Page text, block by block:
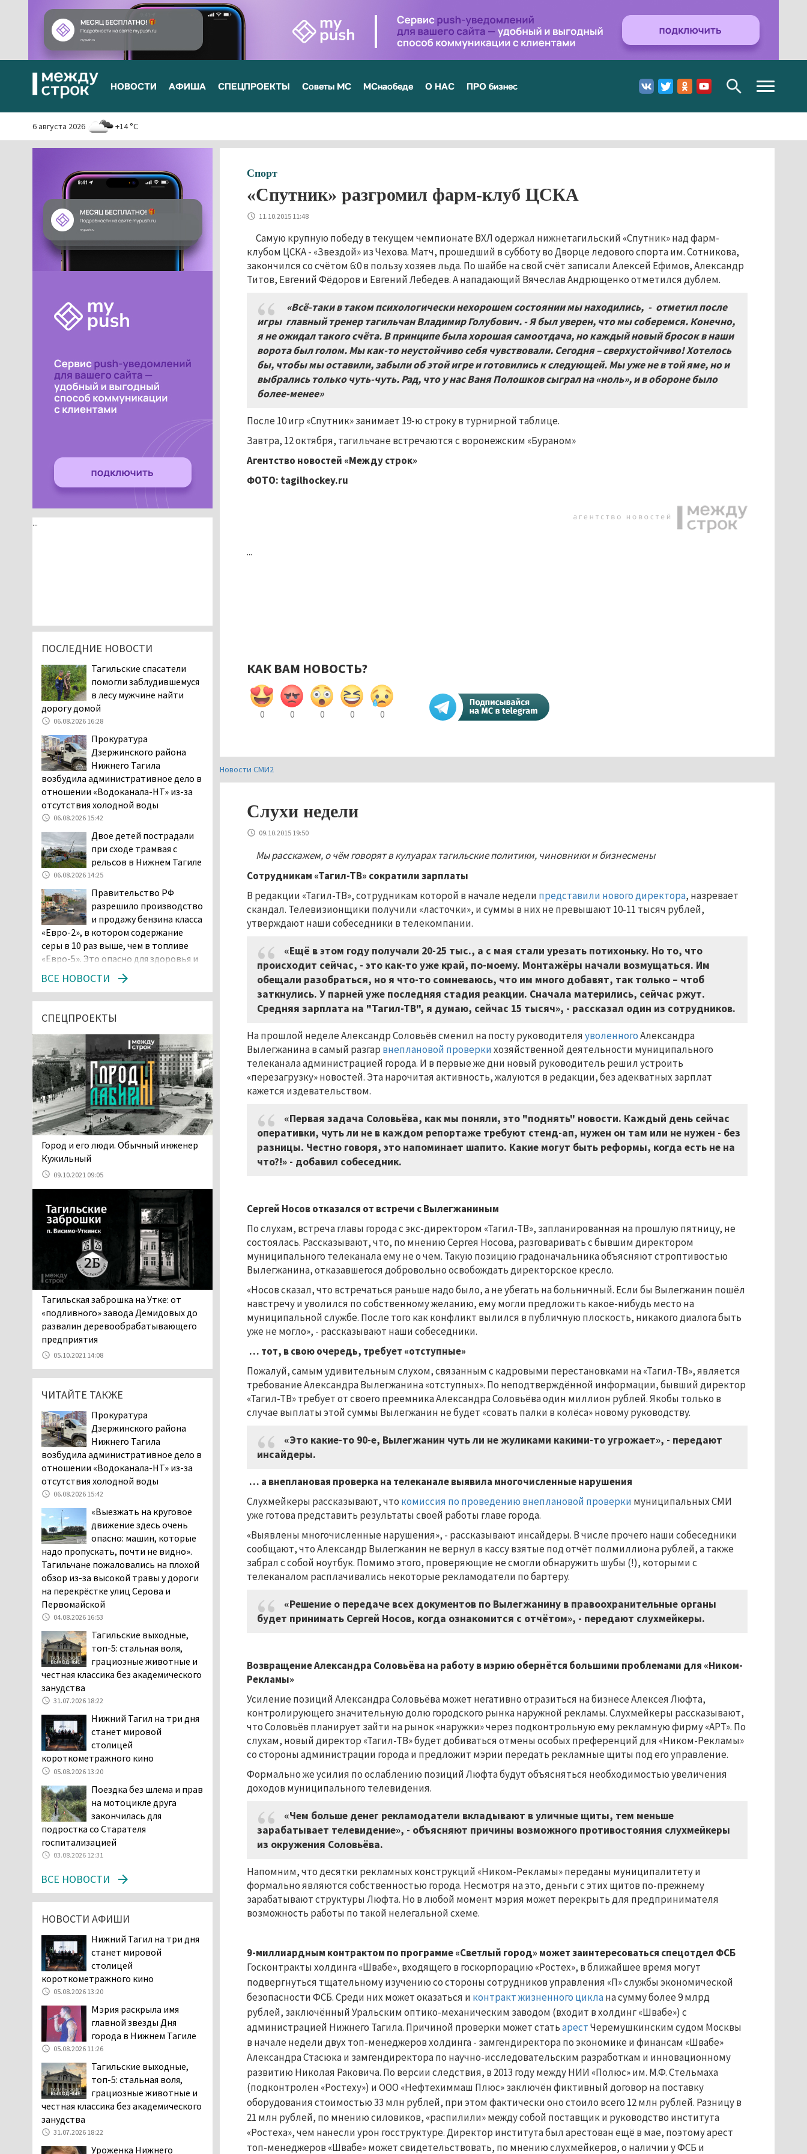
НОВОСТИ АФИША СПЕЦПРОЕКТЫ Советы МС МСнаобеде О НАС ПРО бизнес
Toggle
navigation
6 августа 2026 +14 °C
Спорт
«Спутник» разгромил фарм-клуб ЦСКА
11.10.2015 11:48
Самую крупную победу в текущем чемпионате ВХЛ одержал нижнетагильский «Спутник» над фарм-
клубом ЦСКА - «Звездой» из Чехова. Матч, прошедший в субботу во Дворце ледового спорта им. Сотникова,
закончился со счётом 6:0 в пользу хозяев льда. По шайбе на свой счёт записали Алексей Ефимов, Александр
Титов, Евгений Фёдоров и Евгений Лебедев. А нападающий Вячеслав Андрющенко отметился дублем.
«Всё-таки в таком психологически нехорошем состоянии мы находились, - отметил после
игры главный тренер тагильчан Владимир Голубович. - Я был уверен, что мы соберемся. Конечно,
я не ожидал такого счёта. В принципе была хорошая самоотдача, но каждый новый бросок в наши
ворота был голом. Мы как-то неустойчиво себя чувствовали. Сегодня – сверхустойчиво! Хотелось
бы, чтобы мы оставили, забыли об этой игре и готовились к следующей. Мы уже не в той яме, но и
выбрались только чуть-чуть. Рад, что у нас Ваня Полошков сыграл на «ноль», и в обороне было
более-менее»
После 10 игр «Спутник» занимает 19-ю строку в турнирной таблице.
Завтра, 12 октября, тагильчане встречаются с воронежским «Бураном»
Агентство новостей «Между строк»
ФОТО: tagilhockey.ru
...
КАК ВАМ НОВОСТЬ?
0 0 0 0 0
Новости СМИ2
Слухи недели
09.10.2015 19:50
Мы расскажем, о чём говорят в кулуарах тагильские политики, чиновники и бизнесмены
Сотрудникам «Тагил-ТВ» сократили зарплаты
В редакции «Тагил-ТВ», сотрудникам которой в начале недели представили нового директора, назревает
скандал. Телевизионщики получили «ласточки», и суммы в них не превышают 10-11 тысяч рублей,
утверждают наши собеседники в телекомпании.
«Ещё в этом году получали 20-25 тыс., а с мая стали урезать потихоньку. Но то, что
происходит сейчас, - это как-то уже край, по-моему. Монтажёры начали возмущаться. Им
обещали разобраться, но я что-то сомневаюсь, что им много добавят, так только – чтоб
заткнулись. У парней уже последняя стадия реакции. Сначала матерились, сейчас ржут.
Средняя зарплата на "Тагил-ТВ", я думаю, сейчас 15 тысяч», - рассказал один из сотрудников.
На прошлой неделе Александр Соловьёв сменил на посту руководителяуволенногоАлександра
Вылегжанина в самый разгар внеплановой проверкихозяйственной деятельности муниципального
телеканала администрацией города. И в первые же дни новый руководитель решил устроить
«перезагрузку» новостей. Эта нарочитая активность, жалуются в редакции, без адекватных зарплат
кажется издевательством.
«Первая задача Соловьёва, как мы поняли, это "поднять" новости. Каждый день сейчас
оперативки, чуть ли не в каждом репортаже требуют стенд-ап, нужен он там или не нужен - без
разницы. Честно говоря, это напоминает шапито. Какие могут быть реформы, когда есть не на
что?!» - добавил собеседник.
Сергей Носов отказался от встречи с Вылегжаниным
По слухам, встреча главы города с экс-директором «Тагил-ТВ», запланированная на прошлую пятницу, не
состоялась. Рассказывают, что, по мнению Сергея Носова, разговаривать с бывшим директором
муниципального телеканала ему не о чем. Такую позицию градоначальника объясняют строптивостью
Вылегжанина, отказавшегося добровольно освобождать директорское кресло.
«Носов сказал, что встречаться раньше надо было, а не убегать на больничный. Если бы Вылегжанин пошёл
навстречу и уволился по собственному желанию, ему могли предложить какое-нибудь место на
муниципальной службе. После того как конфликт вылился в публичную плоскость, никакого диалога быть
уже не могло», - рассказывают наши собеседники.
… тот, в свою очередь, требует «отступные»
Пожалуй, самым удивительным слухом, связанным с кадровыми перестановками на «Тагил-ТВ», является
требование Александра Вылегжанина «отступных». По неподтверждённой информации, бывший директор
«Тагил-ТВ» требует от своего преемника Александра Соловьёва один миллион рублей. Якобы только в
случае выплаты этой суммы Вылегжанин не будет «совать палки в колёса» новому руководству.
«Это какие-то 90-е, Вылегжанин чуть ли не жуликами какими-то угрожает», - передают
инсайдеры.
… а внеплановая проверка на телеканале выявила многочисленные нарушения
Слухмейкеры рассказывают, что комиссия по проведению внеплановой проверки муниципальных СМИ
уже готова представить результаты своей работы главе города.
«Выявлены многочисленные нарушения», - рассказывают инсайдеры. В числе прочего наши собеседники
сообщают, что Александр Вылегжанин не вернул в кассу взятые под отчёт полмиллиона рублей, а также
забрал с собой ноутбук. Помимо этого, проверяющие не смогли обнаружить шубы (!), которыми с
телеканалом расплачивались некоторые рекламодатели по бартеру.
«Решение о передаче всех документов по Вылегжанину в правоохранительные органы
будет принимать Сергей Носов, когда ознакомится с отчётом», - передают слухмейкеры.
Возвращение Александра Соловьёва на работу в мэрию обернётся большими проблемами для «Ником-
Рекламы»
Усиление позиций Александра Соловьёва может негативно отразиться на бизнесе Алексея Люфта,
контролирующего значительную долю городского рынка наружной рекламы. Слухмейкеры рассказывают,
что Соловьёв планирует зайти на рынок «наружки» через подконтрольную ему рекламную фирму «АРТ». По
слухам, новый директор «Тагил-ТВ» будет добиваться отмены особых преференций для «Ником-Рекламы»
со стороны администрации города и предложит мэрии передать рекламные щиты под его управление.
Формально же усилия по ослаблению позиций Люфта будут объясняться необходимостью увеличения
доходов муниципального телевидения.
«Чем больше денег рекламодатели вкладывают в уличные щиты, тем меньше
зарабатывает телевидение», - объясняют причины возможного противостояния слухмейкеры
из окружения Соловьёва.
Напомним, что десятки рекламных конструкций «Ником-Рекламы» переданы муниципалитету и
формально являются собственностью города. Несмотря на это, деньги с этих щитов по-прежнему
зарабатывают структуры Люфта. Но в любой момент мэрия может перекрыть для предпринимателя
возможность работы по такой нелегальной схеме.
9-миллиардным контрактом по программе «Светлый город» может заинтересоваться спецотдел ФСБ
Госконтракты холдинга «Швабе», входящего в госкорпорацию «Ростех», в ближайшее время могут
подвергнуться тщательному изучению со стороны сотрудников управления «П» службы экономической
безопасности ФСБ. Среди них может оказаться и контракт жизненного циклана сумму более 9 млрд
рублей, заключённый Уральским оптико-механическим заводом (входит в холдинг «Швабе») с
администрацией Нижнего Тагила. Причиной проверки может статьарестЧеремушкинским судом Москвы
в начале недели двух топ-менеджеров холдинга - замгендиректора по экономике и финансам «Швабе»
Александра Стасюка и замгендиректора по научно-исследовательским разработкам и инновационному
развитию Николая Раковича. По версии следствия, в 2013 году между НИИ «Полюс» им. М.Ф. Стельмаха
(подконтролен «Ростеху») и ООО «Нефтехиммаш Плюс» заключён фиктивный договор на поставку
оборудования стоимостью 33 млн рублей, при этом фактически оно стоило всего 12 млн рублей. Разницу в
21 млн рублей, по мнению силовиков, «распилили» между собой поставщик и руководство института
«Ростеха», чем нанесли урон госструктуре. Директор института был арестован ещё в мае, поэтому арест
топ-менеджеров «Швабе» может свидетельствовать, по мнению слухмейкеров, о наличииу ФСБ и
...
ПОСЛЕДНИЕ НОВОСТИ
Тагильские спасатели
помогли заблудившемуся
в лесу мужчине найти
дорогу домой
06.08.2026 16:28
Прокуратура
Дзержинского района
Нижнего Тагила
возбудила административное дело в
отношении «Водоканала-НТ» из-за
отсутствия холодной воды
06.08.2026 15:42
Двое детей пострадали
при сходе трамвая с
рельсов в Нижнем Тагиле
06.08.2026 14:25
Правительство РФ
разрешило производство
и продажу бензина класса
«Евро-2», в котором содержание
серы в 10 раз выше, чем в топливе
«Евро-5». Это опасно для здоровья и
повышает износ автомобиля
06.08.2026 13:53
В Детской городской
больнице № 3 Нижнего
обвинения родителей, которые
заявили, что их дочь в палате
покусала бельевая вошь
06.08.2026 13:02
В Нижнем Тагиле на три
дня запретят
электросамокаты
вошь». Родители 10-
пожаловались на кровососущих
паразитов, которые искусали их
ребёнка в детской больнице
Нижнего Тагила
05.08.2026 17:59
Директора уральского
предприятия по
производству дронов
«Упырь» подорвали в автомобиле
под Екатеринбургом
05.08.2026 17:05
Эксперты назвали
рыбы в Свердловской
области
Осуждённый за убийство
тагильского хоккеиста
Александра Чумарина
Самат Хазипов в очередной раз
попал на скамью подсудимых
05.08.2026 15:28
Госдумы Ильтякова,
назвавшего незамужних
женщин неполноценными людьми, а
неженатых мужчин — инвалидами,
проверит прокуратура (ВИДЕО)
05.08.2026 14:40
На водоёмах
Свердловской области с
погиб 21 человек
05.08.2026 14:05
Нижний Тагил на три дня
столицей
05.08.2026 13:20
Мэрия раскрыла имя
главной звезды Дня
города в Нижнем Тагиле
В Нижнем Тагиле
разыскивают 45-летнего
Виталия Говорухина
Во втором квартале
мошенники украли у
клиентов российских банков 7,4 млрд
05.08.2026 10:58
Жителей центра Нижнего
Тагила напугала система
оповещения о
заложенной бомбе
04.08.2026 17:57
«Выезжать на круговое
движение здесь очень
опасно: машин, которые
надо пропускать, почти не видно».
Тагильчане пожаловались на плохой
обзор из-за высокой травы у дороги
на перекрёстке улиц Серова и
Первомайской
04.08.2026 16:53
Отлавливать собак в
Нижнем Тагиле будут
ВСЕ НОВОСТИ
СПЕЦПРОЕКТЫ
​​​​​​​Город и его люди. Обычный инженер
Кужильный
09.10.2021 09:05
Тагильская заброшка на Утке: от
«подливного» завода Демидовых до
развалин деревообрабатывающего
предприятия
05.10.2021 14:08
ЧИТАЙТЕ ТАКЖЕ
Прокуратура
Дзержинского района
Нижнего Тагила
возбудила административное дело в
отношении «Водоканала-НТ» из-за
отсутствия холодной воды
06.08.2026 15:42
«Выезжать на круговое
движение здесь очень
опасно: машин, которые
надо пропускать, почти не видно».
Тагильчане пожаловались на плохой
обзор из-за высокой травы у дороги
на перекрёстке улиц Серова и
Первомайской
04.08.2026 16:53
Тагильские выходные,
топ-5: стальная воля,
грациозные животные и
честная классика без академического
занудства
31.07.2026 18:22
Нижний Тагил на три дня
станет мировой
столицей
короткометражного кино
05.08.2026 13:20
Поездка без шлема и прав
на мотоцикле друга
закончилась для
подростка со Старателя
госпитализацией
03.08.2026 12:31
ВСЕ НОВОСТИ
НОВОСТИ АФИШИ
Нижний Тагил на три дня
станет мировой
столицей
короткометражного кино
05.08.2026 13:20
Мэрия раскрыла имя
главной звезды Дня
города в Нижнем Тагиле
05.08.2026 11:26
Тагильские выходные,
топ-5: стальная воля,
грациозные животные и
честная классика без академического
занудства
31.07.2026 18:22
Уроженка Нижнего